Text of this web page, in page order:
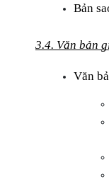
Bản
3.4. Văn bản
Văn